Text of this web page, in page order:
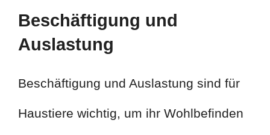
Beschäftigung und
Auslastung
Beschäftigung und Auslastung sind für
Haustiere wichtig, um ihr Wohlbefinden